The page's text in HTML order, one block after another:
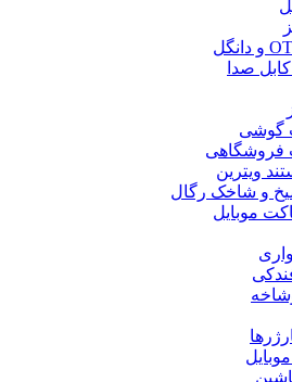
گوشی
فروشگاهی
ویترین
و شاخک رگال
موبایل